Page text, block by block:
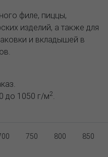
филе, пиццы,
изделий, а также для
и вкладышей в
до 1050 г/м2
750 800 850